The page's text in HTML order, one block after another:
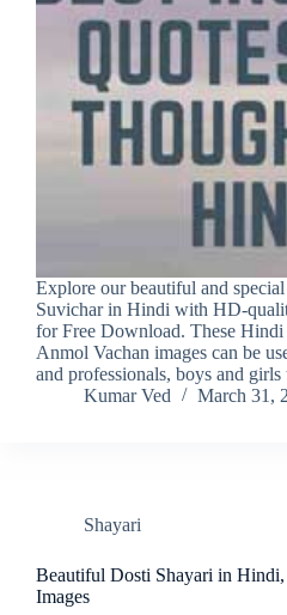
Explore our beautiful and
Suvichar in Hindi with HD-
for Free Download. These Hindi
Anmol Vachan images can be
and professionals, boys and
Kumar Ved
March 31,
Shayari
Beautiful Dosti Shayari in Hindi,
Images